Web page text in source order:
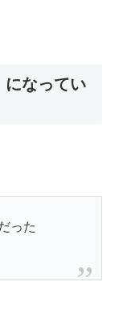
になってい
った